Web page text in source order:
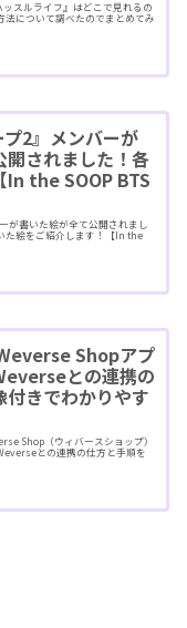
スルライフ』はどこで見れるの
について調べたのでまとめてみ
2』メンバーが
開されました！各
In the SOOP BTS
が書いた絵が全て公開されまし
た絵をご紹介します！【In the
Shopアプ
との連携の
きでわかりやす
Shop（ウィバースショップ）
との連携の仕方と手順を